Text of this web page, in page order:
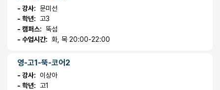
- 강사: 문미선
- 학년:
고3
- 캠퍼스:
뚝섬
- 수업시간: 화, 목 20:00-22:00
영-고1-뚝-코어2
- 강사:
이상아
- 학년:
고1